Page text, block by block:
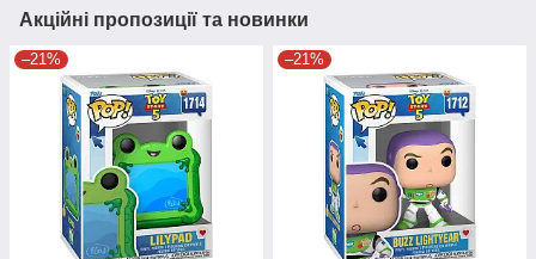
Акційні пропозиції та новинки
–21% –21%